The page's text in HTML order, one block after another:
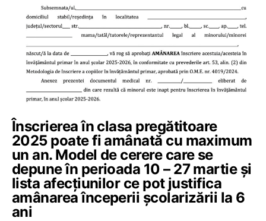
Înscrierea în clasa pregătitoare
2025 poate fi amânată cu maximum
un an. Model de cerere care se
depune în perioada 10 – 27 martie și
lista afecțiunilor ce pot justifica
amânarea începerii școlarizării la 6
ani